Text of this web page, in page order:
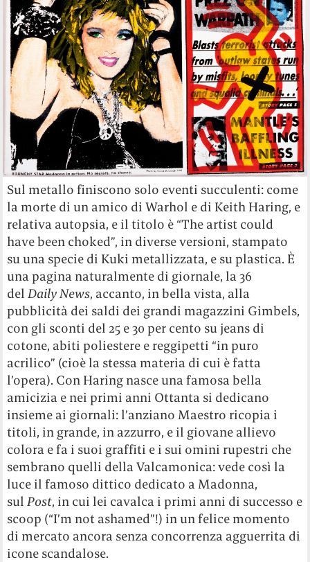
Sul metallo finiscono solo eventi succulenti: come
la morte di un amico di Warhol e di Keith Haring, e
relativa autopsia, e il titolo è “The artist could
have been choked”, in diverse versioni, stampato
su una specie di Kuki metallizzata, e su plastica. È
una pagina naturalmente di giornale, la 36
delDaily News, accanto, in bella vista, alla
pubblicità dei saldi dei grandi magazzini Gimbels,
con gli sconti del 25 e 30 per cento su jeans di
cotone, abiti poliestere e reggipetti “in puro
acrilico” (cioè la stessa materia di cui è fatta
l’opera). Con Haring nasce una famosa bella
amicizia e nei primi anni Ottanta si dedicano
insieme ai giornali: l’anziano Maestro ricopia i
titoli, in grande, in azzurro, e il giovane allievo
colora e fa i suoi graffiti e i sui omini rupestri che
sembrano quelli della Valcamonica: vede così la
luce il famoso dittico dedicato a Madonna,
sulPost, in cui lei cavalca i primi anni di successo e
scoop (“I’m not ashamed”!) in un felice momento
di mercato ancora senza concorrenza agguerrita di
icone scandalose.